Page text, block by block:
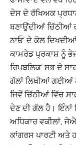
ਦੇਸ ਦੇ ਰੱਖਿਅਕ
ਬਣਾਉਂਦੀਆਂ ਚਿੱਠੀਆਂ
ਨਾਓ’ ਦੇ ਕੋਲ
ਕਾਮਰੇਡ ਪ੍ਰਕਾਸ਼ ਨੂੰ
ਰਿਪਬਲਿਕ’ ਸਭ ਦੇ
ਗੱਲਾਂ ਲਿਖੀਆਂ ਗਈਆਂ
ਜਿਵੇਂ ਚਿੱਠੀਆਂ ਵਿੱਚ
ਦੇਣ ਦੀ ਗੱਲ ਹੈ। ਇੰਨਾਂ
ਅਧਿਕਾਰ ਵਕੀਲਾਂ,
ਕਾਂਗਰਸ ਪਾਰਟੀ ਅਤੇ